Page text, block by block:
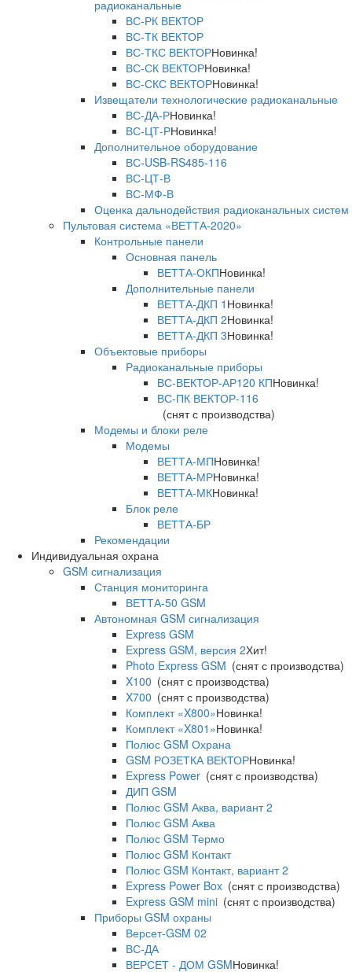
радиоканальные
ВС-РК ВЕКТОР
ВС-ТК ВЕКТОР
ВС-ТКС ВЕКТОРНовинка!
ВС-СК ВЕКТОРНовинка!
ВС-СКС ВЕКТОРНовинка!
Извещатели технологические радиоканальные
ВС-ДА-РНовинка!
ВС-ЦТ-РНовинка!
Дополнительное оборудование
ВС-USB-RS485-116
ВС-ЦТ-В
ВС-МФ-В
Оценка дальнодействия радиоканальных систем
Пультовая система «ВЕТТА-2020»
Контрольные панели
Основная панель
ВЕТТА-ОКПНовинка!
Дополнительные панели
ВЕТТА-ДКП 1 Новинка!
ВЕТТА-ДКП 2Новинка!
ВЕТТА-ДКП 3Новинка!
Объектовые приборы
Радиоканальные приборы
ВС-ВЕКТОР-АР120 КПНовинка!
ВС-ПК ВЕКТОР-116
(снят с производства)
Модемы и блоки реле
Модемы
ВЕТТА-МПНовинка!
ВЕТТА-МРНовинка!
ВЕТТА-МКНовинка!
Блок реле
ВЕТТА-БР
Рекомендации
Индивидуальная охрана
GSM сигнализация
Станция мониторинга
ВЕТТА-50 GSM
Автономная GSM сигнализация
Express GSM
Express GSM, версия 2Хит!
Photo Express GSM (снят с производства)
X100 (снят с производства)
X700 (снят с производства)
Комплект «X800»Новинка!
Комплект «X801»Новинка!
Полюс GSM Охрана
GSM РОЗЕТКА ВЕКТОРНовинка!
Express Power (снят с производства)
ДИП GSM
Полюс GSM Аква, вариант 2
Полюс GSM Аква
Полюс GSM Термо
Полюс GSM Контакт
Полюс GSM Контакт, вариант 2
Express Power Box (снят с производства)
Express GSM mini (снят с производства)
Приборы GSM охраны
Версет-GSM 02
ВС-ДА
ВЕРСЕТ - ДОМ GSMНовинка!